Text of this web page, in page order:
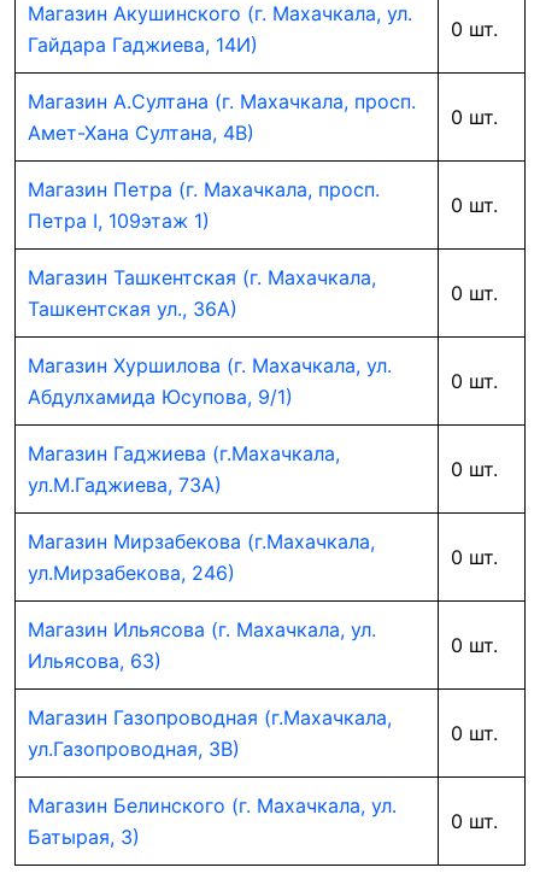
Магазин Акушинского (г. Махачкала, ул.
Гайдара Гаджиева, 14И)
0 шт.
Магазин А.Султана (г. Махачкала, просп.
Амет-Хана Султана, 4В)
0 шт.
Магазин Петра (г. Махачкала, просп.
Петра I, 109этаж 1)
0 шт.
Магазин Ташкентская (г. Махачкала,
Ташкентская ул., 36А)
0 шт.
Магазин Хуршилова (г. Махачкала, ул.
Абдулхамида Юсупова, 9/1)
0 шт.
Магазин Гаджиева (г.Махачкала,
ул.М.Гаджиева, 73А)
0 шт.
Магазин Мирзабекова (г.Махачкала,
ул.Мирзабекова, 246)
0 шт.
Магазин Ильясова (г. Махачкала, ул.
Ильясова, 63)
0 шт.
Магазин Газопроводная (г.Махачкала,
ул.Газопроводная, 3В)
0 шт.
Магазин Белинского (г. Махачкала, ул.
Батырая, 3)
0 шт.